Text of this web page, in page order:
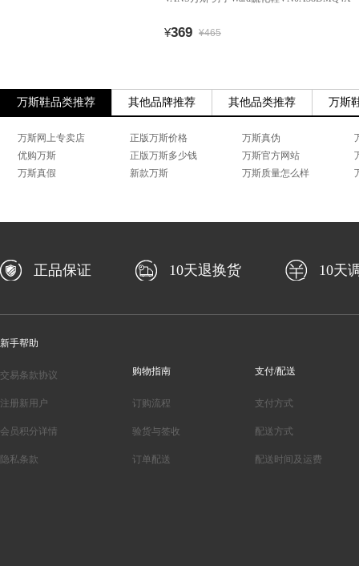
¥369 ¥465
万斯鞋品类推荐 其他品牌推荐 其他品类推荐 万斯
万斯网上专卖店 正版万斯价格 万斯真伪
优购万斯
正版万斯多少钱 万斯官方网站
万斯真假
新款万斯 万斯质量怎么样
正品保证 10天退换货 10天
新手帮助
交易条款协议
注册新用户
会员积分详情
隐私条款
购物指南
订购流程
验货与签收
订单配送
支付/配送
支付方式
配送方式
配送时间及运费